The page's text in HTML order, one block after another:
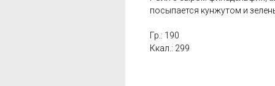
посыпается кунжутом и
Гр.: 190
Ккал.: 299